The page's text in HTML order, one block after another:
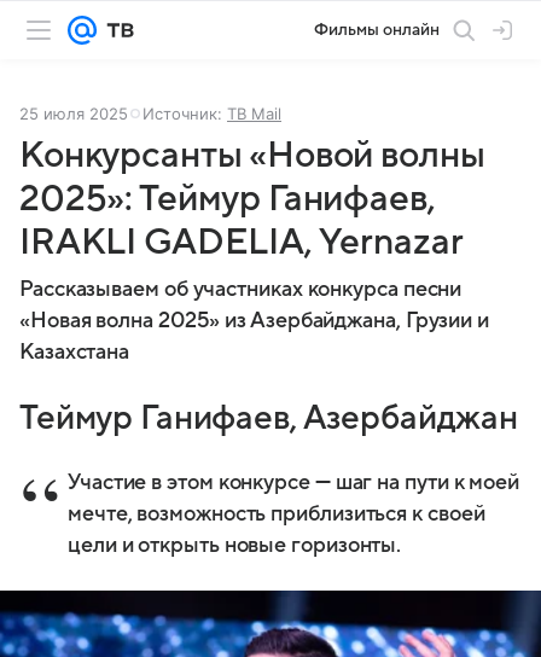
Фильмы онлайн
25 июля 2025 Источник: ТВ Mail
Конкурсанты «Новой волны
2025»: Теймур Ганифаев,
IRAKLI GADELIA, Yernazar
Рассказываем об участниках конкурса песни
«Новая волна 2025» из Азербайджана, Грузии и
Казахстана
Теймур Ганифаев, Азербайджан
Участие в этом конкурсе — шаг на пути к моей
мечте, возможность приблизиться к своей
цели и открыть новые горизонты.